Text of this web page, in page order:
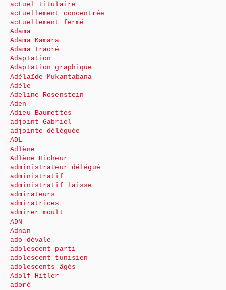
actuel titulaire
actuellement concentrée
actuellement fermé
Adama
Adama Kamara
Adama Traoré
Adaptation
Adaptation graphique
Adélaïde Mukantabana
Adèle
Adeline Rosenstein
Aden
Adieu Baumettes
adjoint Gabriel
adjointe déléguée
ADL
Adlène
Adlène Hicheur
administrateur délégué
administratif
administratif laisse
admirateurs
admiratrices
admirer moult
ADN
Adnan
ado dévale
adolescent parti
adolescent tunisien
adolescents âgés
Adolf Hitler
adoré